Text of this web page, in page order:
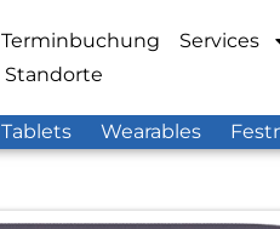
Terminbuchung Services
Standorte
Tablets Wearables